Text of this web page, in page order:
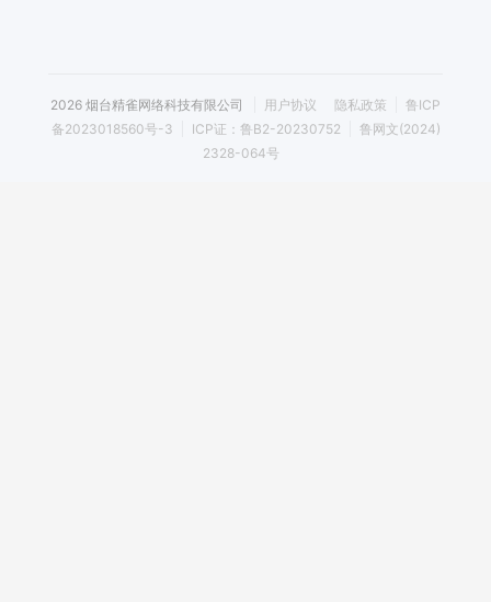
2026 烟台精雀网络科技有限公司 用户协议 隐私政策
鲁ICP
备2023018560号-3
ICP证：鲁B2-20230752
鲁网文(2024)
2328-064号